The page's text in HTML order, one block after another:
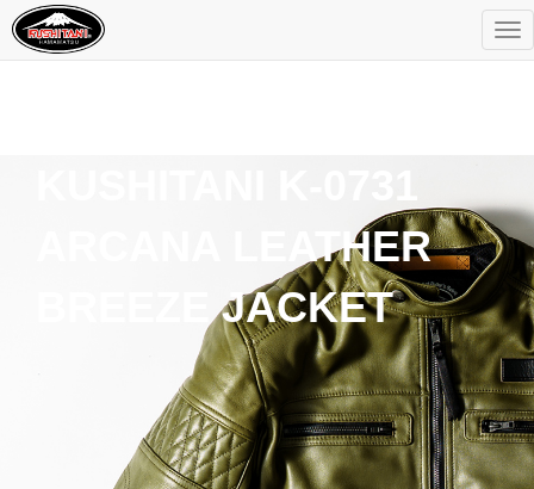
ARCANA LEATHER
BREEZE JACKET